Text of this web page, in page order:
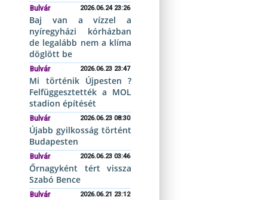
Bulvár 2026.06.24 23:26
Baj van a vízzel a
nyíregyházi kórházban
de legalább nem a klíma
döglött be
Bulvár 2026.06.23 23:47
Mi történik Újpesten ?
Felfüggesztették a MOL
stadion építését
Bulvár 2026.06.23 08:30
Újabb gyilkosság történt
Budapesten
Bulvár 2026.06.23 03:46
Őrnagyként tért vissza
Szabó Bence
Bulvár 2026.06.21 23:12